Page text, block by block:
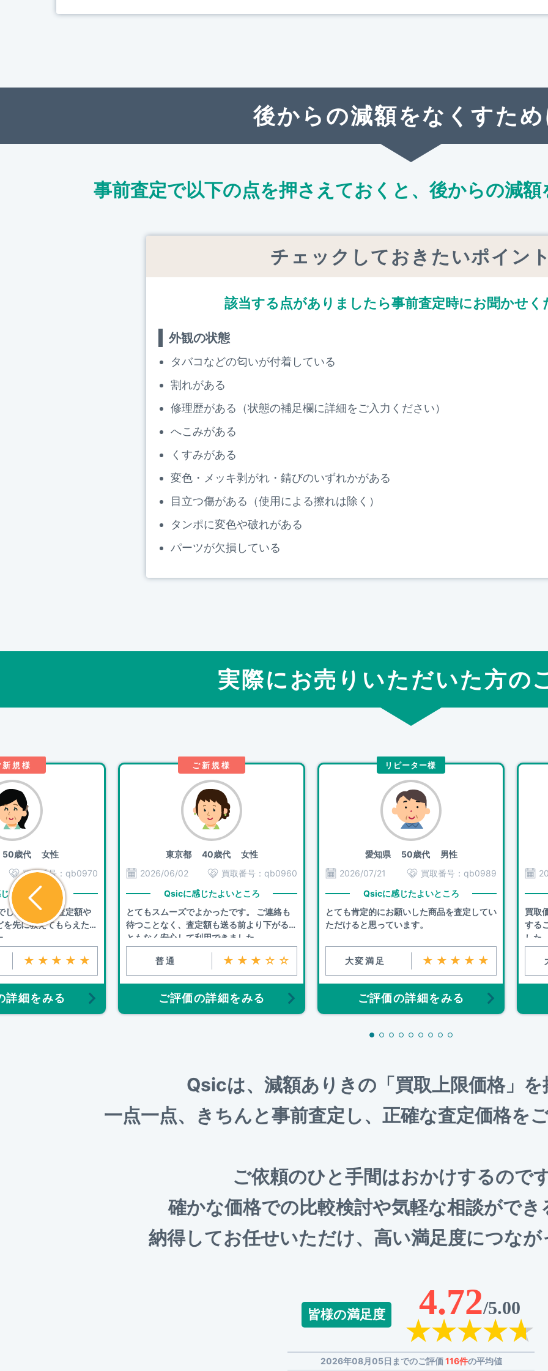
後からの減額をなくすた
事前査定で以下の点を押さえておくと、後からの減
チェックしておきたいポイン
該当する点がありましたら事前査定時にお聞かせく
外観の状態
タバコなどの匂いが付着している
割れがある
修理歴がある（状態の補足欄に詳細をご入力ください）
へこみがある
くすみがある
変色・メッキ剥がれ・錆びのいずれかがある
目立つ傷がある（使用による擦れは除く）
タンポに変色や破れがある
パーツが欠損している
実際にお売りいただいた方の
新規様
歳代 女性
買取番号： qb0970
たよいところ
したが、事前査定額や
先に教えてもらえたの
★★★★★
詳細をみる
ご新規様
東京都40歳代 女性
2026/06/02
買取番号： qb0960
Qsicに感じたよいところ
とてもスムーズでよかったです。 ご連絡も
待つことなく、査定額も送る前より下がるこ
ともなく安心して利用できました。
普通 ★★★☆☆
ご評価の詳細をみる
リピーター様
愛知県50歳代 男性
2026/07/21
買取番号： qb0989
Qsicに感じたよいところ
とても肯定的にお願いした商品を査定してい
ただけると思っています。
大変満足 ★★★★★
ご評価の詳細をみる
買取
する
した
Qsicは、減額ありきの「買取上限価格」
一点一点、きちんと事前査定し、正確な査定価格を
ご依頼のひと手間はおかけするので
確かな価格での比較検討や気軽な相談がで
納得してお任せいただけ、高い満足度につな
皆様の満足度 4.72/5.00
2026年08月05日までのご評価116件の平均値